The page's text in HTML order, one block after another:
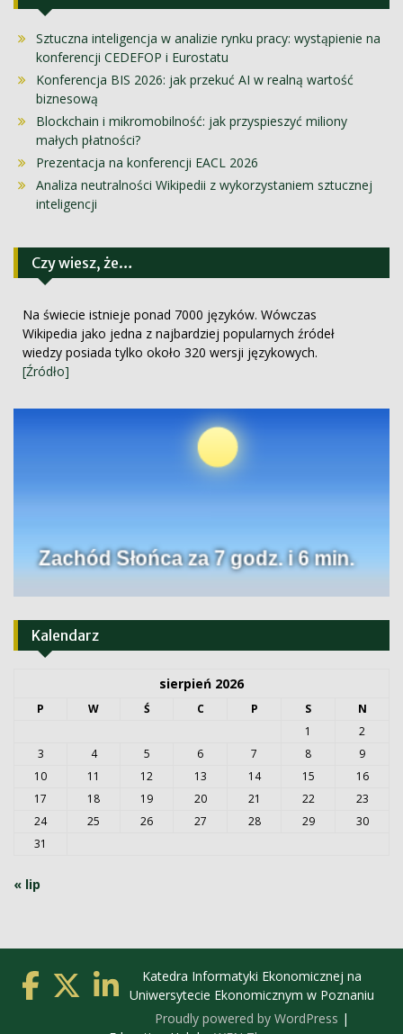
Sztuczna inteligencja w analizie rynku pracy: wystąpienie na
konferencji CEDEFOP i Eurostatu
Konferencja BIS 2026: jak przekuć AI w realną wartość
biznesową
Blockchain i mikromobilność: jak przyspieszyć miliony
małych płatności?
Prezentacja na konferencji EACL 2026
Analiza neutralności Wikipedii z wykorzystaniem sztucznej
inteligencji
Czy wiesz, że…
Na świecie istnieje ponad 7000 języków. Wówczas
Wikipedia jako jedna z najbardziej popularnych źródeł
wiedzy posiada tylko około 320 wersji językowych.
[Źródło]
Kalendarz
sierpień 2026
P W Ś C P S
N
1
2
3
4 5 6 7 8
9
10
11 12 13 14 15
16
17
18 19 20 21 22
23
24
25 26 27 28 29
30
31
« lip
Katedra Informatyki Ekonomicznej na
Uniwersytecie Ekonomicznym w Poznaniu
Proudly powered by WordPress |